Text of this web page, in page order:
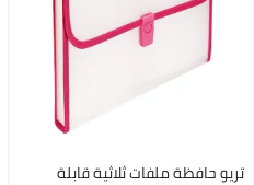
تريو حافظة ملفات ثلاثية قابلة